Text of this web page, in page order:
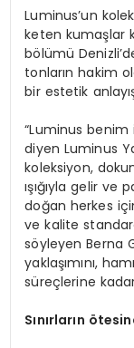
Luminus’un
keten kumaşlar
bölümü
tonların hakim
bir estetik
“Luminus benim
diyen Luminus
koleksiyon,
ışığıyla gelir ve
doğan herkes
ve kalite
söyleyen Berna
yaklaşımını,
süreçlerine
Sınırların ö